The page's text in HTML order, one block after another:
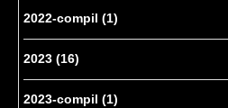
2022-compil (1)
2023 (16)
2023-compil (1)